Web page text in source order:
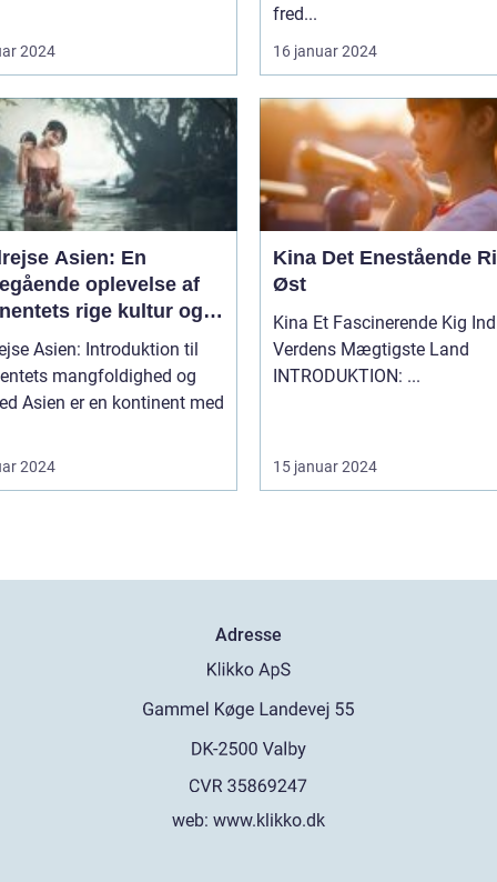
2024
fred...
16 januar 2024
Asien: En
oplevelse af
rige kultur og
historie
Asien: Introduktion til
mangfoldighed og
med
2024
Kina Det Enestående Rige i
Øst
Kina Et Fascinerende Kig Ind i
Verdens Mægtigste Land
INTRODUKTION: ...
15 januar 2024
Adresse
web: www.klikko.dk